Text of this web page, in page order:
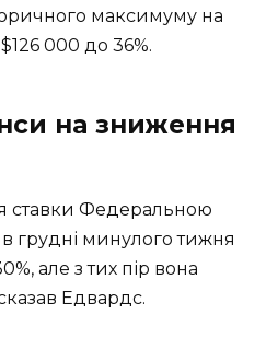
максимуму на
000 до 36%.
на зниження
ставки Федеральною
грудні минулого тижня
але з тих пір вона
Едвардс.